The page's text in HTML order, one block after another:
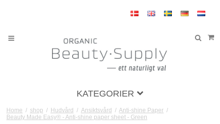
KATEGORIER
Home / shop / Hudvård / Ansiktsvård / Anti-shine Paper /
Beauty Made Easy® - Anti-shine paper sheet - Green